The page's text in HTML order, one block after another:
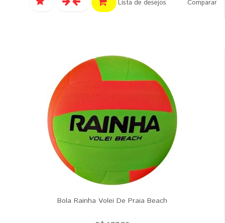
Lista de desejos Comparar
Bola Rainha Volei De Praia Beach